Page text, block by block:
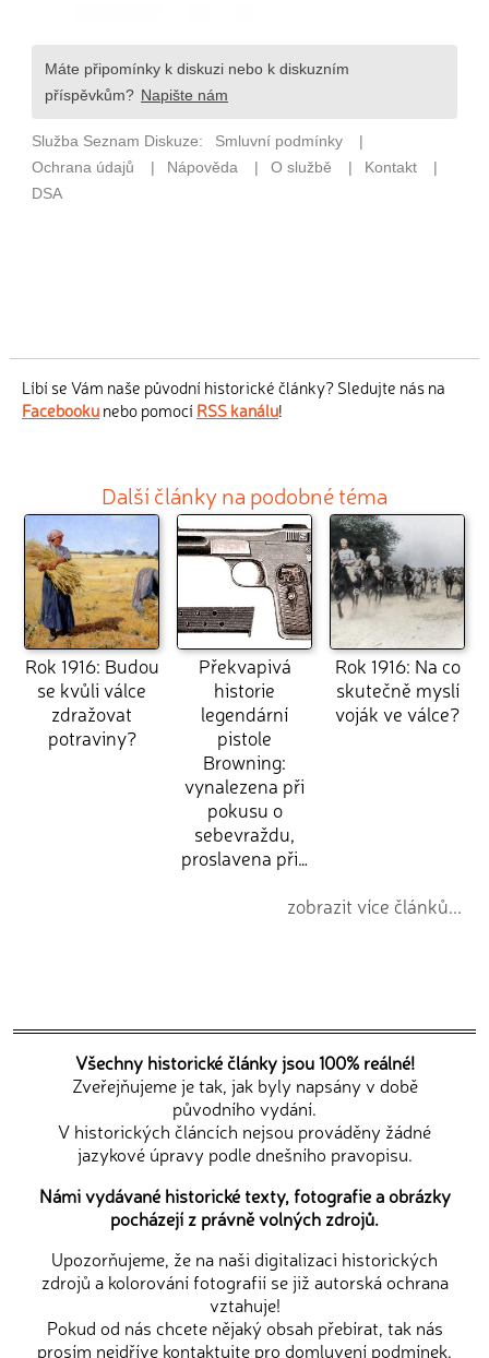
Líbí se Vám naše původní historické články? Sledujte nás na
Facebookunebo pomocí RSS kanálu!
Další články na podobné téma
Rok 1916: Budou
se kvůli válce
zdražovat
potraviny?
Překvapivá
historie
legendární
pistole
Browning:
vynalezena při
pokusu o
sebevraždu,
proslavena při…
Rok 1916: Na co
skutečně myslí
voják ve válce?
zobrazit více článků...
Všechny historické články jsou 100% reálné!
Zveřejňujeme je tak, jak byly napsány v době
původního vydání.
V historických článcích nejsou prováděny žádné
jazykové úpravy podle dnešního pravopisu.
Námi vydávané historické texty, fotografie a obrázky
pocházejí z právně volných zdrojů.
Upozorňujeme, že na naši digitalizaci historických
zdrojů a kolorování fotografií se již autorská ochrana
vztahuje!
Pokud od nás chcete nějaký obsah přebírat, tak nás
prosím nejdříve kontaktujte pro domluvení podmínek.